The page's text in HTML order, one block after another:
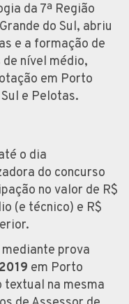
da 7ª Região
do Sul, abriu
e a formação de
nível médio,
em Porto
e Pelotas.
o dia
do concurso
no valor de R$
(e técnico) e R$
prova
em Porto
textual na mesma